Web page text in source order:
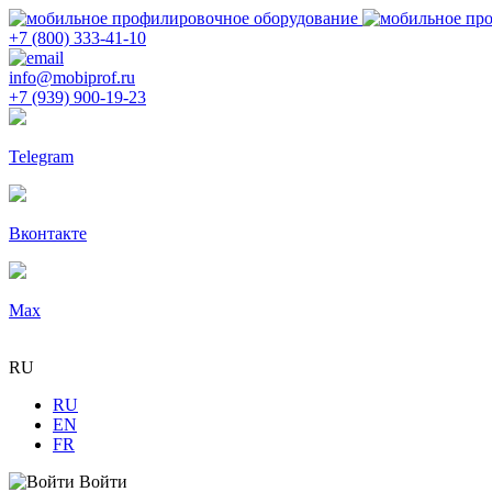
+7 (800) 333-41-10
info@mobiprof.ru
+7 (939) 900-19-23
Telegram
Вконтакте
Max
RU
RU
EN
FR
Войти